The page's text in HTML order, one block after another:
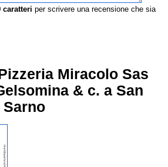
caratteri per scrivere una recensione che sia
Miracolo Sas
& c. a San
Sarno